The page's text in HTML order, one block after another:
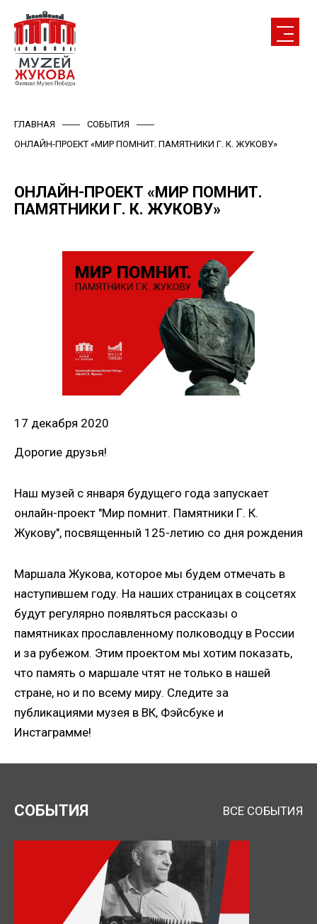
ГЛАВНАЯ
СОБЫТИЯ
ОНЛАЙН-ПРОЕКТ «МИР ПОМНИТ. ПАМЯТНИКИ Г. К. ЖУКОВУ»
ОНЛАЙН-ПРОЕКТ «МИР ПОМНИТ.
ПАМЯТНИКИ Г. К. ЖУКОВУ»
17 декабря 2020
Дорогие друзья!
Наш музей с января будущего года запускает
онлайн-проект "Мир помнит. Памятники Г. К.
Жукову", посвященный 125-летию со дня рождения
Маршала Жукова, которое мы будем отмечать в
наступившем году. На наших страницах в соцсетях
будут регулярно появляться рассказы о
памятниках прославленному полководцу в России
и за рубежом. Этим проектом мы хотим показать,
что память о маршале чтят не только в нашей
стране, но и по всему миру. Следите за
публикациями музея в ВК, Фэйсбуке и
Инстаграмме!
СОБЫТИЯ ВСЕ СОБЫТИЯ
ОТПРАВИТЬ ЗАЯВКУ